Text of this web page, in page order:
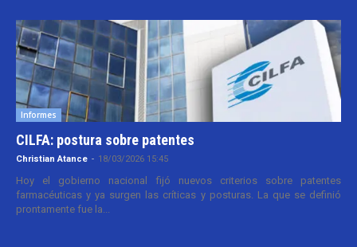
Informes
CILFA: postura sobre patentes
Christian Atance - 18/03/2026 15:45
Hoy el gobierno nacional fijó nuevos criterios sobre patentes
farmacéuticas y ya surgen las críticas y posturas. La que se definió
prontamente fue la...